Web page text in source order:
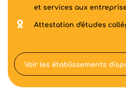
et services aux
Attestation d'études
Voir les établissements